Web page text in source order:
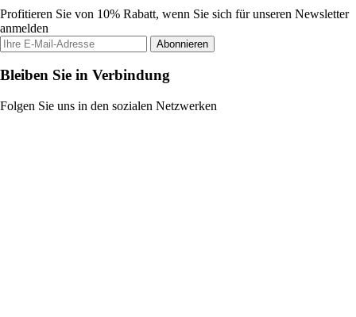
Profitieren Sie von 10% Rabatt, wenn Sie sich für unseren Newsletter
anmelden
Abonnieren
Bleiben Sie in Verbindung
Folgen Sie uns in den sozialen Netzwerken